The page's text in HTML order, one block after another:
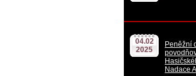
04.02
2025
Peněžní
Nadace